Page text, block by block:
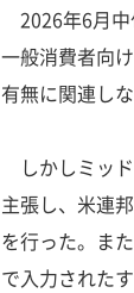
2026年6月中
一般消費者向
有無に関連し
しかしミッ
主張し、米連
を行った。ま
で入力された